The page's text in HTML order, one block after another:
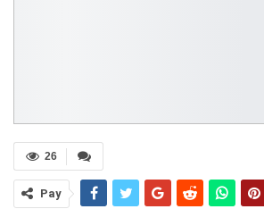
26
Pay